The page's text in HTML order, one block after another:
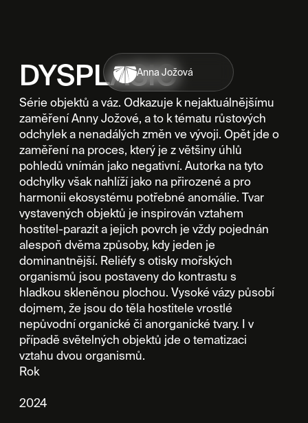
DYSPLASIO
Série objektů a váz. Odkazuje k nejaktuálnějšímu
zaměření Anny Jožové, a to k tématu růstových
odchylek a nenadálých změn ve vývoji. Opět jde o
zaměření na proces, který je z většiny úhlů
pohledů vnímán jako negativní. Autorka na tyto
odchylky však nahlíží jako na přirozené a pro
harmonii ekosystému potřebné anomálie. Tvar
vystavených objektů je inspirován vztahem
hostitel-parazit a jejich povrch je vždy pojednán
alespoň dvěma způsoby, kdy jeden je
dominantnější. Reliéfy s otisky mořských
organismů jsou postaveny do kontrastu s
hladkou skleněnou plochou. Vysoké vázy působí
dojmem, že jsou do těla hostitele vrostlé
nepůvodní organické či anorganické tvary. I v
případě světelných objektů jde o tematizaci
vztahu dvou organismů.
Rok
2024
Anna Jožová